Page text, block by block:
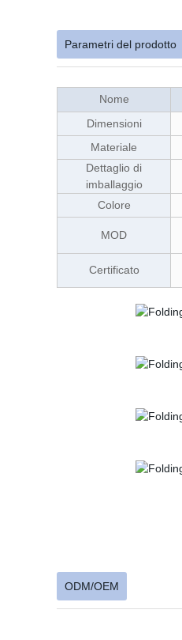
Parametri del prodotto
Nome
Dimensioni
Materiale
Dettaglio di
imballaggio
Colore
MOD
Certificato
ODM/OEM